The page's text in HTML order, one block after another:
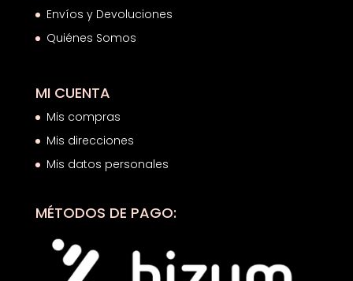
Envíos y Devoluciones
Quiénes Somos
MI CUENTA
Mis compras
Mis direcciones
Mis datos personales
MÉTODOS DE PAGO: